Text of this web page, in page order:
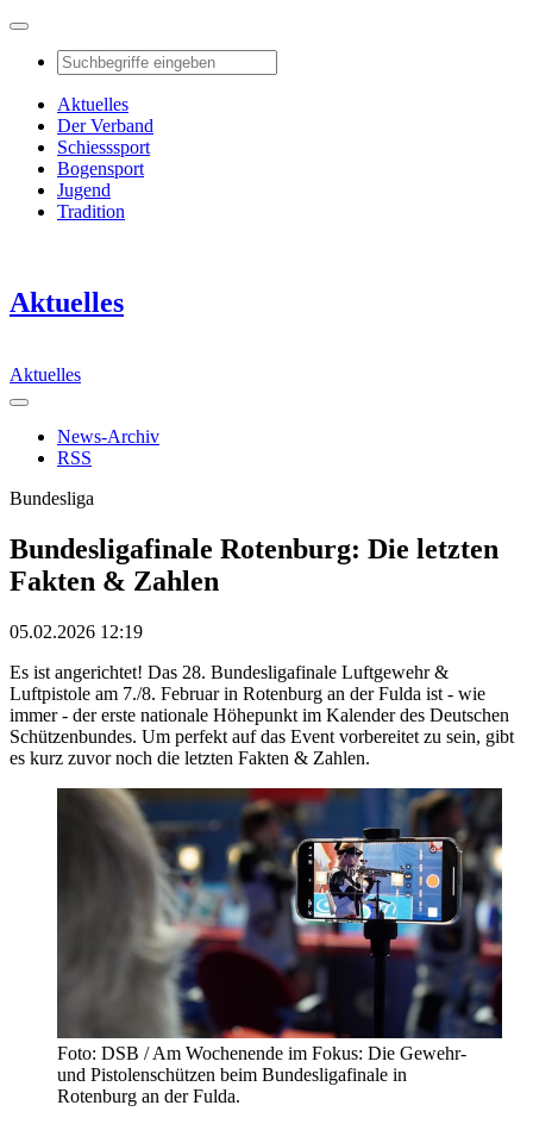
Aktuelles
Der Verband
Schiesssport
Bogensport
Jugend
Tradition
Aktuelles
Aktuelles
News-Archiv
RSS
Bundesliga
Bundesligafinale Rotenburg: Die letzten
Fakten & Zahlen
05.02.2026 12:19
Es ist angerichtet! Das 28. Bundesligafinale Luftgewehr &
Luftpistole am 7./8. Februar in Rotenburg an der Fulda ist - wie
immer - der erste nationale Höhepunkt im Kalender des Deutschen
Schützenbundes. Um perfekt auf das Event vorbereitet zu sein, gibt
es kurz zuvor noch die letzten Fakten & Zahlen.
Foto: DSB / Am Wochenende im Fokus: Die Gewehr-
und Pistolenschützen beim Bundesligafinale in
Rotenburg an der Fulda.